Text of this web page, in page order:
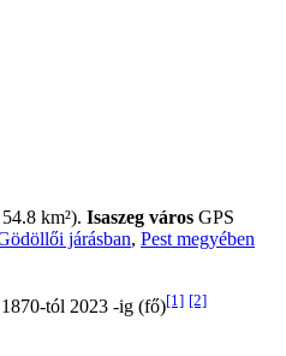
km²). Isaszeg város GPS
járásban, Pest megyében
1870-tól 2023 -ig (fő)[1] [2]